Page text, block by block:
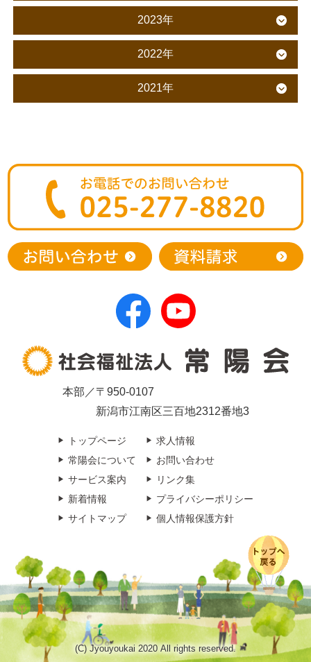
2023年
2022年
2021年
本部／〒950-0107
新潟市江南区三百地2312番地3
トップページ
常陽会について
サービス案内
新着情報
サイトマップ
求人情報
お問い合わせ
リンク集
プライバシーポリシー
個人情報保護方針
(C) Jyouyoukai 2020 All rights reserved.